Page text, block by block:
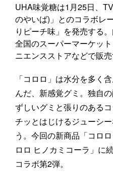
UHA味覚糖は1月25日、
のやいば)」とのコラボレ
りピーチ味」を発売する
全国のスーパーマーケッ
ニエンスストアなどで販売
「コロロ」は水分を多く
んだ、新感覚グミ。独自
ずしいグミと張りのある
チッとはじけるジューシ
う。今回の新商品「コロ
ロロ ヒノカミコーラ」に
コラボ第2弾。